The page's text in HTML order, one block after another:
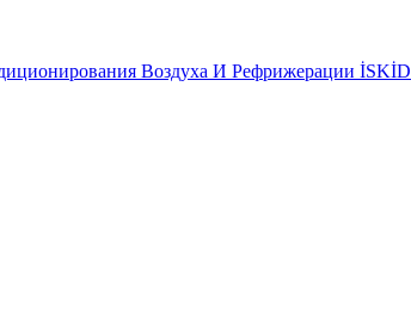
Воздуха И Рефрижерации İSKİD